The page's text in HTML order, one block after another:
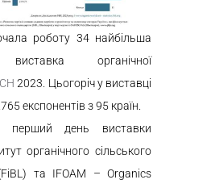
роботу 34 найбільша
органічної
2023 . Цьогоріч у виставці
експонентів з 95 країн.
перший день виставки
органічного сільського
та IFOAM – Organics